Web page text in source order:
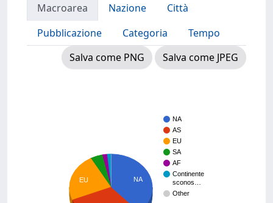
Macroarea Nazione
Città
Pubblicazione
Categoria
Tempo
Salva come PNG
Salva come JPEG
NA
AS
EU
SA
AF
Continente
sconos…
Other
NA
EU